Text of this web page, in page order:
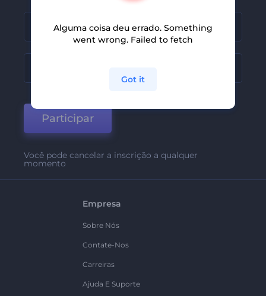
Participar
Você pode cancelar a inscrição a qualquer
momento
Empresa
Sobre Nós
Contate-Nos
Carreiras
Ajuda E Suporte
Alguma coisa deu errado. Something
went wrong. Failed to fetch
Got it